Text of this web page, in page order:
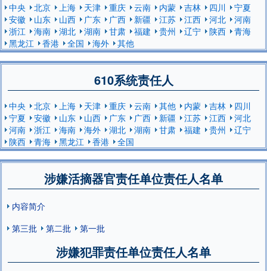
中央 北京 上海 天津 重庆 云南 内蒙 吉林 四川
宁夏
安徽
山东 山西 广东 广西 新疆 江苏 江西 河北
河南
浙江
海南 湖北 湖南 甘肃 福建 贵州 辽宁 陕西
青海
黑龙江
香港 全国 海外 其他
610系统责任人
中央 北京 上海 天津 重庆 云南 其他 内蒙 吉林
四川
宁夏
安徽 山东 山西 广东 广西 新疆 江苏 江西
河北
河南
浙江 海南 海外 湖北 湖南 甘肃 福建 贵州
辽宁
陕西
青海 黑龙江 香港 全国
涉嫌活摘器官责任单位责任人名单
内容简介
第三批
第二批 第一批
涉嫌犯罪责任单位责任人名单